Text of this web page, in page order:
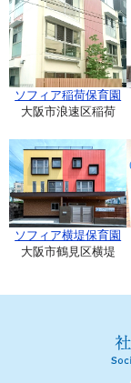
ソフィア稲荷保育園
大阪市浪速区稲荷
ソフィア横堤保育園
大阪市鶴見区横堤